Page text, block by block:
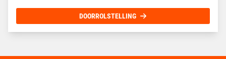
DOORROLSTELLING